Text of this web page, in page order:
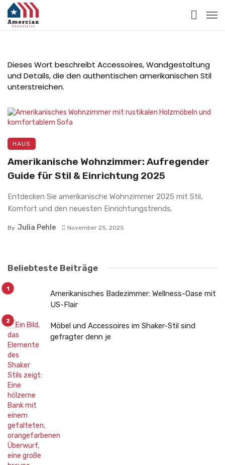
Dieses Wort beschreibt Accessoires, Wandgestaltung
und Details, die den authentischen amerikanischen Stil
unterstreichen.
HAUS
Amerikanische Wohnzimmer: Aufregender
Guide für Stil & Einrichtung 2025
Entdecken Sie amerikanische Wohnzimmer 2025 mit Stil,
Komfort und den neuesten Einrichtungstrends.
By Julia Pehle November 25, 2025
Beliebteste Beiträge
Amerikanisches Badezimmer: Wellness-Oase mit
US-Flair
Möbel und Accessoires im Shaker-Stil sind
gefragter denn je